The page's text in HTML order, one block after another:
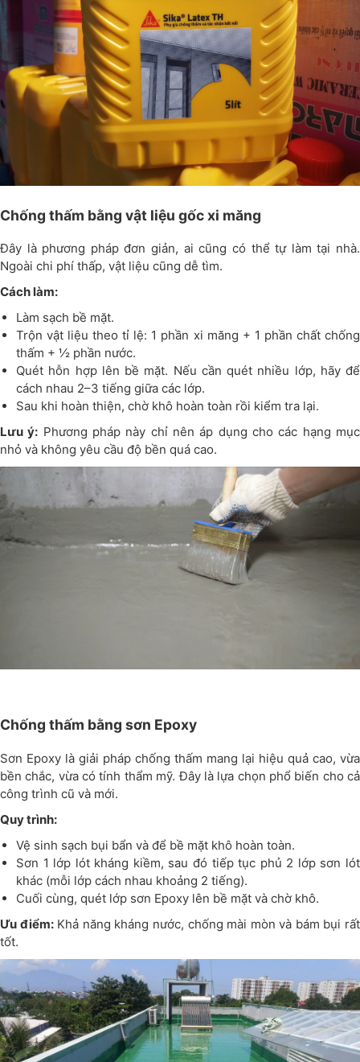
Chống thấm bằng vật liệu gốc xi măng
Đây là phương pháp đơn giản, ai cũng có thể tự làm tại nhà.
Ngoài chi phí thấp, vật liệu cũng dễ tìm.
Cách làm:
Làm sạch bề mặt.
Trộn vật liệu theo tỉ lệ: 1 phần xi măng + 1 phần chất chống
thấm + ½ phần nước.
Quét hỗn hợp lên bề mặt. Nếu cần quét nhiều lớp, hãy để
cách nhau 2–3 tiếng giữa các lớp.
Sau khi hoàn thiện, chờ khô hoàn toàn rồi kiểm tra lại.
Lưu ý: Phương pháp này chỉ nên áp dụng cho các hạng mục
nhỏ và không yêu cầu độ bền quá cao.
Chống thấm bằng sơn Epoxy
Sơn Epoxy là giải pháp chống thấm mang lại hiệu quả cao, vừa
bền chắc, vừa có tính thẩm mỹ. Đây là lựa chọn phổ biến cho cả
công trình cũ và mới.
Quy trình:
Vệ sinh sạch bụi bẩn và để bề mặt khô hoàn toàn.
Sơn 1 lớp lót kháng kiềm, sau đó tiếp tục phủ 2 lớp sơn lót
khác (mỗi lớp cách nhau khoảng 2 tiếng).
Cuối cùng, quét lớp sơn Epoxy lên bề mặt và chờ khô.
Ưu điểm:Khả năng kháng nước, chống mài mòn và bám bụi rất
tốt.